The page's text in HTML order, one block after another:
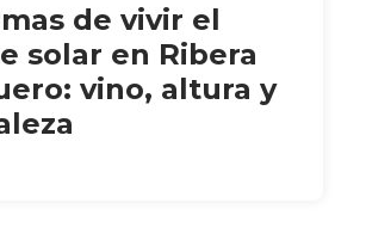
de vivir el
solar en Ribera
vino, altura y